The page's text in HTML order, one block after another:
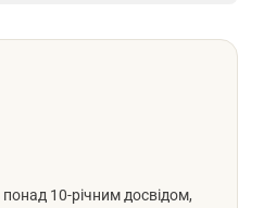
10-річним досвідом,